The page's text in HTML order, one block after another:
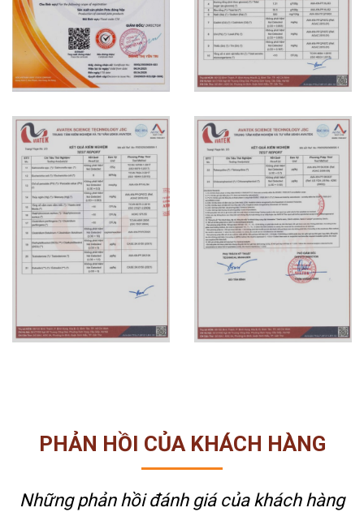
PHẢN HỒI CỦA KHÁCH HÀNG
Những phản hồi đánh giá của khách hàng